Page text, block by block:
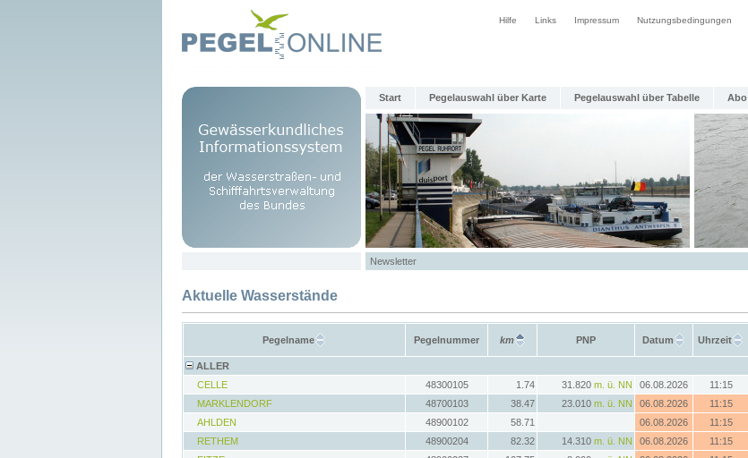
Hilfe Links Impressum Nutzungsbedingungen
Start Pegelauswahl über Karte Pegelauswahl über Tabelle Abo
Newsletter
Aktuelle Wasserstände
Pegelname Pegelnummer km PNP Datum Uhrzeit
ALLER
CELLE
48300105 1.74 31.820 m. ü. NN 06.08.2026 11:15
MARKLENDORF
48700103 38.47 23.010 m. ü. NN 06.08.2026 11:15
AHLDEN
48900102 58.71 06.08.2026 11:15
RETHEM
48900204 82.32 14.310 m. ü. NN 06.08.2026 11:15